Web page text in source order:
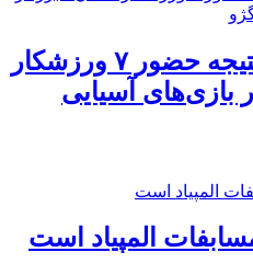
۲ مدال برنز نتیجه حضور ۷ ورزشکار
بازی‌های آسیایی
المپیاد است